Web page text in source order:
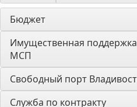
Бюджет
Имущественная поддержка
МСП
Свободный порт
Служба по контракту